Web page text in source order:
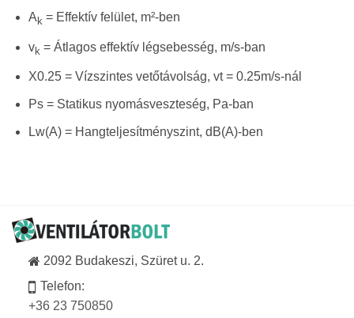
Ak = Effektív felület, m²-ben
vk = Átlagos effektív légsebesség, m/s-ban
X0.25 = Vízszintes vetőtávolság, vt = 0.25m/s-nál
Ps = Statikus nyomásveszteség, Pa-ban
Lw(A) = Hangteljesítményszint, dB(A)-ben
2092 Budakeszi, Szüret u. 2.
Telefon:
+36 23 750850